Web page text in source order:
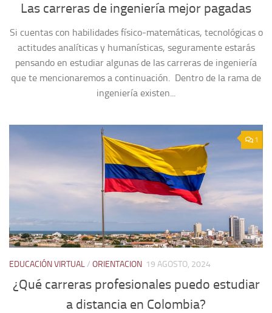
Las carreras de ingeniería mejor pagadas
Si cuentas con habilidades físico-matemáticas, tecnológicas o
actitudes analíticas y humanísticas, seguramente estarás
pensando en estudiar algunas de las carreras de ingeniería
que te mencionaremos a continuación. Dentro de la rama de
ingeniería existen...
1
EDUCACIÓN VIRTUAL/ ORIENTACION 19 AGOSTO, 2024
¿Qué carreras profesionales puedo estudiar
a distancia en Colombia?